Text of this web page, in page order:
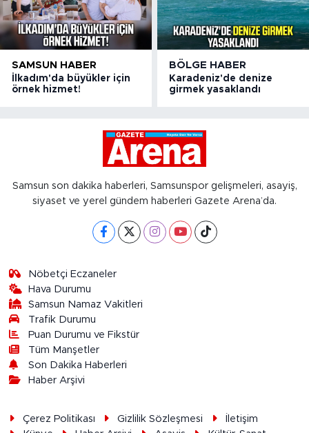
SAMSUN HABER
İlkadım'da büyükler için
örnek hizmet!
BÖLGE HABER
Karadeniz'de denize
girmek yasaklandı
Samsun son dakika haberleri, Samsunspor gelişmeleri, asayiş,
siyaset ve yerel gündem haberleri Gazete Arena’da.
Nöbetçi Eczaneler
Hava Durumu
Samsun Namaz Vakitleri
Trafik Durumu
Puan Durumu ve Fikstür
Tüm Manşetler
Son Dakika Haberleri
Haber Arşivi
Çerez Politikası Gizlilik Sözleşmesi
İletişim